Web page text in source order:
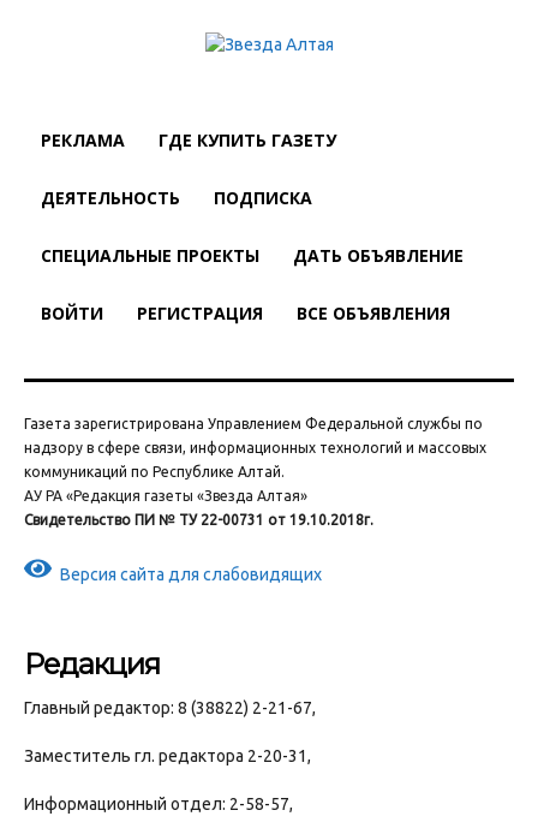
РЕКЛАМА ГДЕ КУПИТЬ ГАЗЕТУ
ДЕЯТЕЛЬНОСТЬ ПОДПИСКА
СПЕЦИАЛЬНЫЕ ПРОЕКТЫ ДАТЬ ОБЪЯВЛЕНИЕ
ВОЙТИ РЕГИСТРАЦИЯ ВСЕ ОБЪЯВЛЕНИЯ
Газета зарегистрирована Управлением Федеральной службы по
надзору в сфере связи, информационных технологий и массовых
коммуникаций по Республике Алтай.
АУ РА «Редакция газеты «Звезда Алтая»
Свидетельство ПИ № ТУ 22-00731 от 19.10.2018г.
Версия сайта для слабовидящих
Редакция
Главный редактор: 8 (38822) 2-21-67,
Заместитель гл. редактора 2-20-31,
Информационный отдел: 2-58-57,